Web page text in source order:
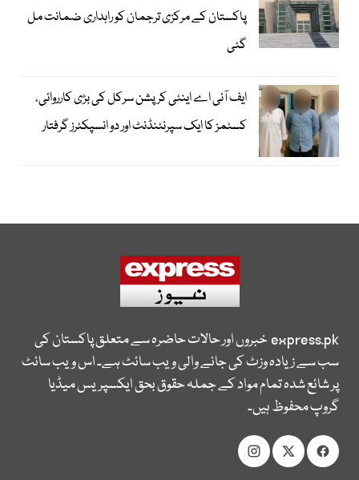
پاکستان کے مرکزی ترجمان کو راہداری ضمانت مل
گئی
ایف آئی اے اینٹی کرپشن سرکل کی بڑی کارروائی،
کسٹمز کا ایک سپرنٹنڈنٹ اور دو انسپکٹرز گرفتار
express.pkخبروں اور حالات حاضرہ سے متعلق پاکستان کی
سب سے زیادہ وزٹ کی جانے والی ویب سائٹ ہے۔ اس ویب سائٹ
پر شائع شدہ تمام مواد کے جملہ حقوق بحق ایکسپریس میڈیا
گروپ محفوظ ہیں۔